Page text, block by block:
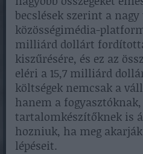
becslések szerint a
közösségimédia-
milliárd dollárt
kiszűrésére, és ez az
eléri a 15,7 milliárd
költségek nemcsak a
hanem a
tartalomkészítőknek is
hozniuk, ha meg
lépéseit.